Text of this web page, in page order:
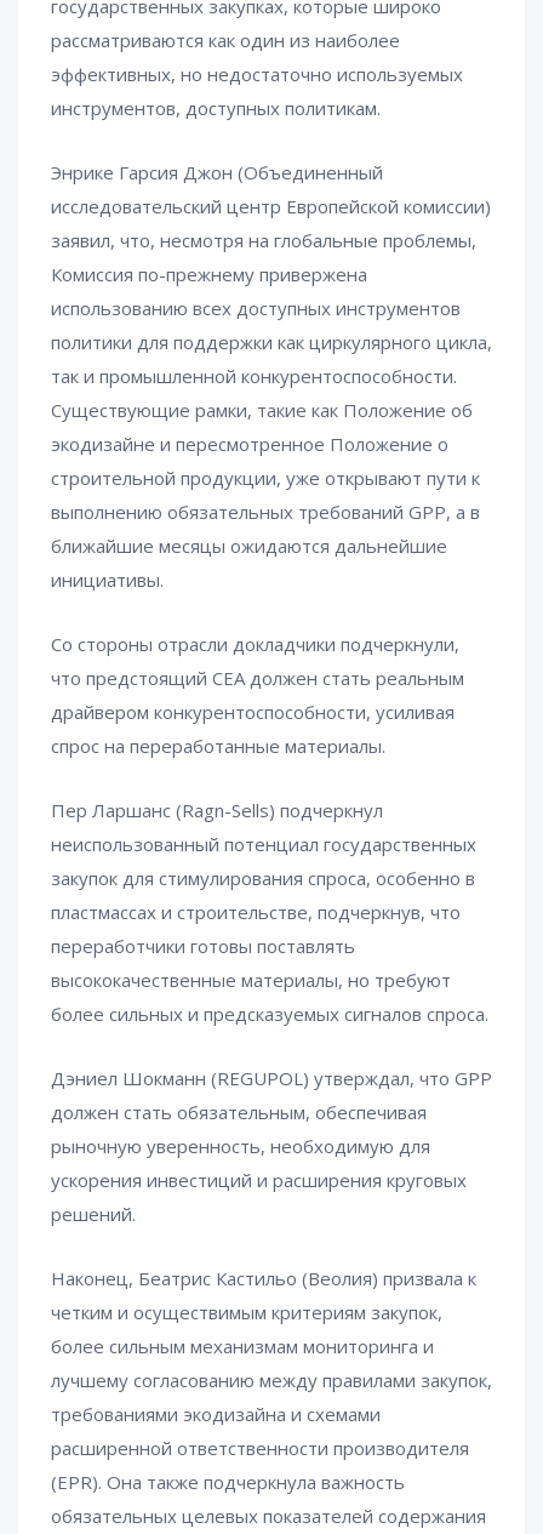
государственных закупках, которые широко
рассматриваются как один из наиболее
эффективных, но недостаточно используемых
инструментов, доступных политикам.
Энрике Гарсия Джон (Объединенный
исследовательский центр Европейской комиссии)
заявил, что, несмотря на глобальные проблемы,
Комиссия по-прежнему привержена
использованию всех доступных инструментов
политики для поддержки как циркулярного цикла,
так и промышленной конкурентоспособности.
Существующие рамки, такие как Положение об
экодизайне и пересмотренное Положение о
строительной продукции, уже открывают пути к
выполнению обязательных требований GPP, а в
ближайшие месяцы ожидаются дальнейшие
инициативы.
Со стороны отрасли докладчики подчеркнули,
что предстоящий CEA должен стать реальным
драйвером конкурентоспособности, усиливая
спрос на переработанные материалы.
Пер Ларшанс (Ragn-Sells) подчеркнул
неиспользованный потенциал государственных
закупок для стимулирования спроса, особенно в
пластмассах и строительстве, подчеркнув, что
переработчики готовы поставлять
высококачественные материалы, но требуют
более сильных и предсказуемых сигналов спроса.
Дэниел Шокманн (REGUPOL) утверждал, что GPP
должен стать обязательным, обеспечивая
рыночную уверенность, необходимую для
ускорения инвестиций и расширения круговых
решений.
Наконец, Беатрис Кастильо (Веолия) призвала к
четким и осуществимым критериям закупок,
более сильным механизмам мониторинга и
лучшему согласованию между правилами закупок,
требованиями экодизайна и схемами
расширенной ответственности производителя
(EPR). Она также подчеркнула важность
обязательных целевых показателей содержания